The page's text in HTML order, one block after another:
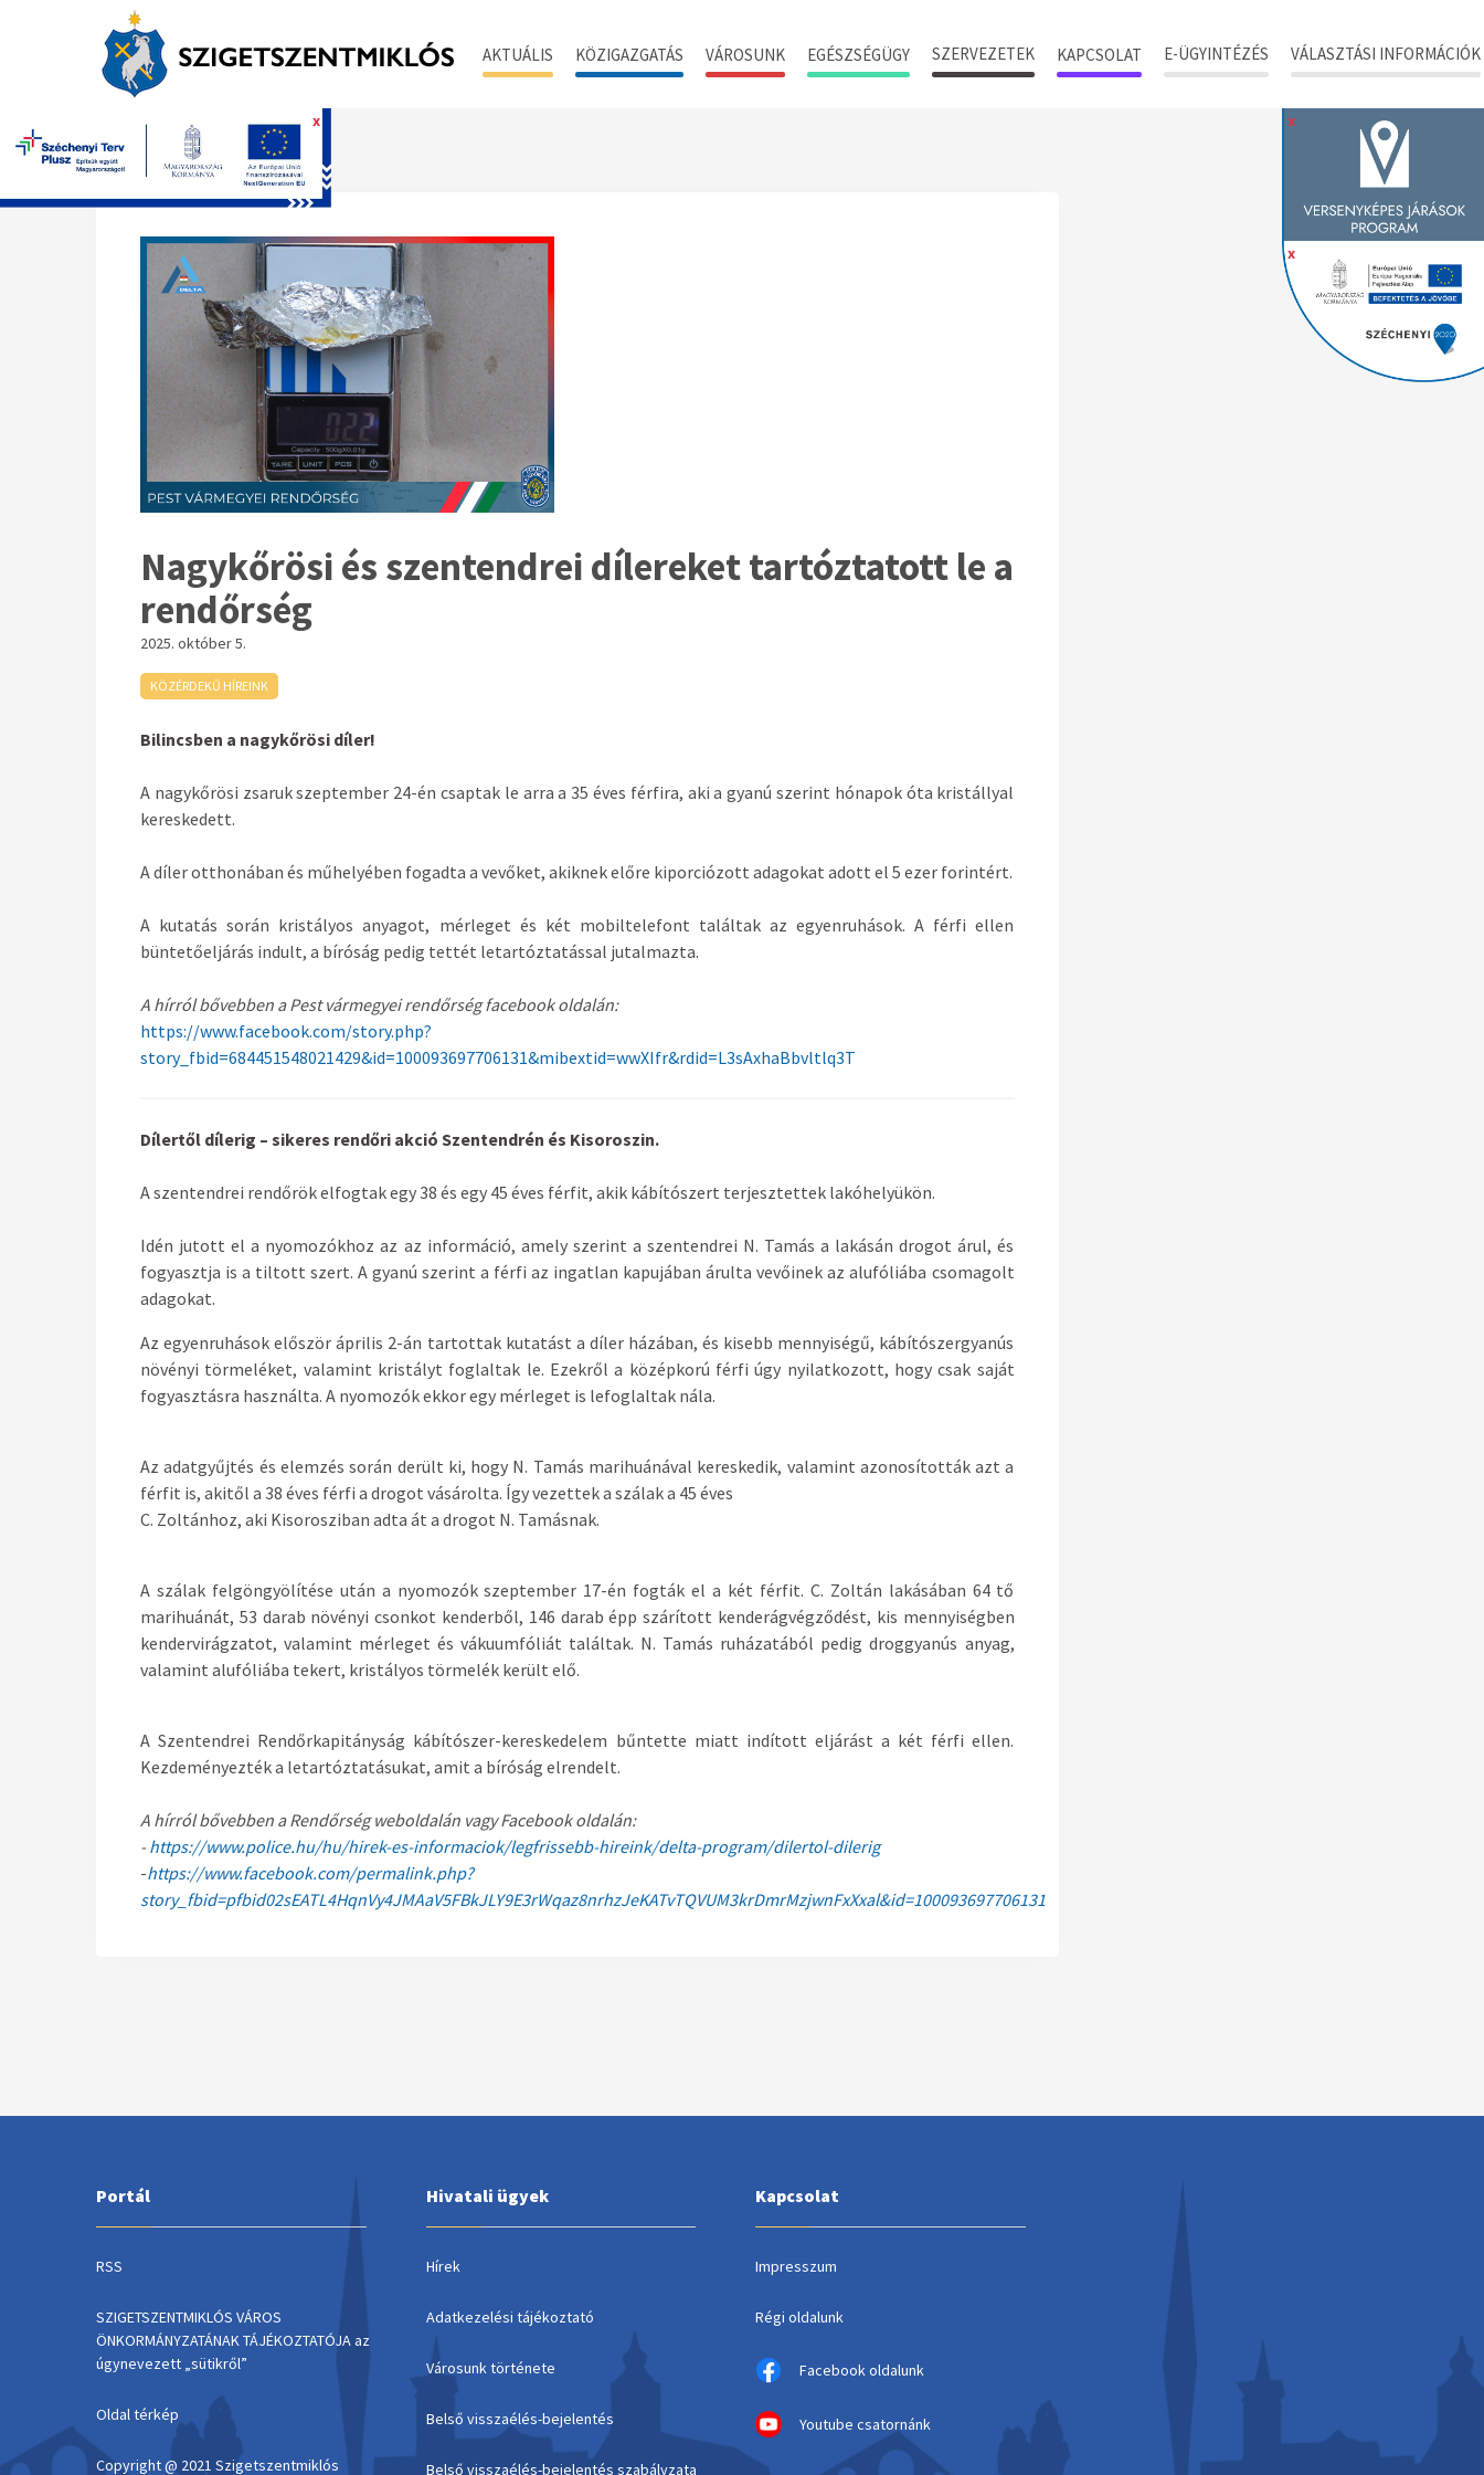
AKTUÁLIS KÖZIGAZGATÁS VÁROSUNK EGÉSZSÉGÜGY SZERVEZETEK KAPCSOLAT E-ÜGYINTÉZÉS VÁLASZTÁSI INFORMÁCIÓK
x
x
x
Főoldal
Nagykőrösi és szentendrei dílereket tartóztatott le a
rendőrség
2025. október 5.
KÖZÉRDEKŰ HÍREINK
Bilincsben a nagykőrösi díler!
A nagykőrösi zsaruk szeptember 24-én csaptak le arra a 35 éves férfira, aki a gyanú szerint hónapok óta kristállyal
kereskedett.
A díler otthonában és műhelyében fogadta a vevőket, akiknek előre kiporciózott adagokat adott el 5 ezer forintért.
A kutatás során kristályos anyagot, mérleget és két mobiltelefont találtak az egyenruhások. A férfi ellen
büntetőeljárás indult, a bíróság pedig tettét letartóztatással jutalmazta.
A hírról bővebben a Pest vármegyei rendőrség facebook oldalán:
https://www.facebook.com/story.php?
story_fbid=684451548021429&id=100093697706131&mibextid=wwXIfr&rdid=L3sAxhaBbvltlq3T
Dílertől dílerig – sikeres rendőri akció Szentendrén és Kisoroszin.
A szentendrei rendőrök elfogtak egy 38 és egy 45 éves férfit, akik kábítószert terjesztettek lakóhelyükön.
Idén jutott el a nyomozókhoz az az információ, amely szerint a szentendrei N. Tamás a lakásán drogot árul, és
fogyasztja is a tiltott szert. A gyanú szerint a férfi az ingatlan kapujában árulta vevőinek az alufóliába csomagolt
adagokat.
Az egyenruhások először április 2-án tartottak kutatást a díler házában, és kisebb mennyiségű, kábítószergyanús
növényi törmeléket, valamint kristályt foglaltak le. Ezekről a középkorú férfi úgy nyilatkozott, hogy csak saját
fogyasztásra használta. A nyomozók ekkor egy mérleget is lefoglaltak nála.
Az adatgyűjtés és elemzés során derült ki, hogy N. Tamás marihuánával kereskedik, valamint azonosították azt a
férfit is, akitől a 38 éves férfi a drogot vásárolta. Így vezettek a szálak a 45 éves
C. Zoltánhoz, aki Kisorosziban adta át a drogot N. Tamásnak.
A szálak felgöngyölítése után a nyomozók szeptember 17-én fogták el a két férfit. C. Zoltán lakásában 64 tő
marihuánát, 53 darab növényi csonkot kenderből, 146 darab épp szárított kenderágvégződést, kis mennyiségben
kendervirágzatot, valamint mérleget és vákuumfóliát találtak. N. Tamás ruházatából pedig droggyanús anyag,
valamint alufóliába tekert, kristályos törmelék került elő.
A Szentendrei Rendőrkapitányság kábítószer-kereskedelem bűntette miatt indított eljárást a két férfi ellen.
Kezdeményezték a letartóztatásukat, amit a bíróság elrendelt.
A hírról bővebben a Rendőrség weboldalán vagy Facebook oldalán:
-https://www.police.hu/hu/hirek-es-informaciok/legfrissebb-hireink/delta-program/dilertol-dilerig
-https://www.facebook.com/permalink.php?
story_fbid=pfbid02sEATL4HqnVy4JMAaV5FBkJLY9E3rWqaz8nrhzJeKATvTQVUM3krDmrMzjwnFxXxal&id=100093697706131
Portál
RSS
SZIGETSZENTMIKLÓS VÁROS
ÖNKORMÁNYZATÁNAK TÁJÉKOZTATÓJA az
úgynevezett „sütikről”
Oldal térkép
Copyright @ 2021 Szigetszentmiklós
Hivatali ügyek
Hírek
Adatkezelési tájékoztató
Városunk története
Belső visszaélés-bejelentés
Belső visszaélés-bejelentés szabályzata
Kapcsolat
Impresszum
Régi oldalunk
Facebook oldalunk
Youtube csatornánk